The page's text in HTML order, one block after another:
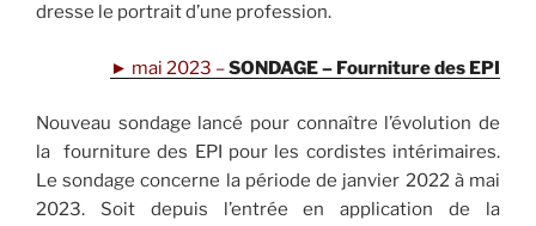
dresse le portrait d’une profession.
► mai 2023 –SONDAGE – Fourniture des EPI
Nouveau sondage lancé pour connaître l’évolution de
la fourniture des EPI pour les cordistes intérimaires.
Le sondage concerne la période de janvier 2022 à mai
2023. Soit depuis l’entrée en application de la